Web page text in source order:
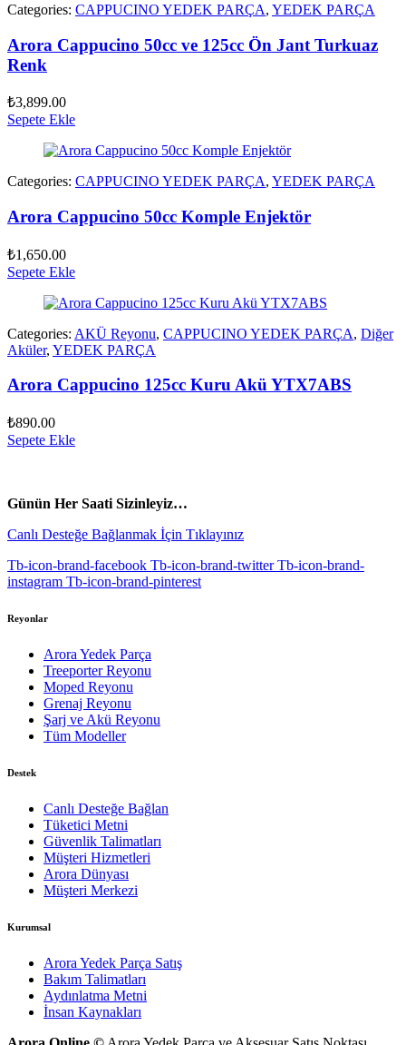
Categories: CAPPUCINO YEDEK PARÇA, YEDEK PARÇA
Arora Cappucino 50cc ve 125cc Ön Jant Turkuaz
Renk
₺3,899.00
Sepete Ekle
Categories: CAPPUCINO YEDEK PARÇA, YEDEK PARÇA
Arora Cappucino 50cc Komple Enjektör
₺1,650.00
Sepete Ekle
Categories: AKÜ Reyonu, CAPPUCINO YEDEK PARÇA, Diğer
Aküler, YEDEK PARÇA
Arora Cappucino 125cc Kuru Akü YTX7ABS
₺890.00
Sepete Ekle
Günün Her Saati Sizinleyiz…
Canlı Desteğe Bağlanmak İçin Tıklayınız
Tb-icon-brand-facebook Tb-icon-brand-twitter Tb-icon-brand-
instagram Tb-icon-brand-pinterest
Reyonlar
Arora Yedek Parça
Treeporter Reyonu
Moped Reyonu
Grenaj Reyonu
Şarj ve Akü Reyonu
Tüm Modeller
Destek
Canlı Desteğe Bağlan
Tüketici Metni
Güvenlik Talimatları
Müşteri Hizmetleri
Arora Dünyası
Müşteri Merkezi
Kurumsal
Arora Yedek Parça Satış
Bakım Talimatları
Aydınlatma Metni
İnsan Kaynakları